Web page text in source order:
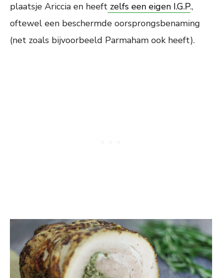
plaatsje Ariccia en heeft zelfs een eigen I.G.P.,
oftewel een beschermde oorsprongsbenaming
(net zoals bijvoorbeeld Parmaham ook heeft).